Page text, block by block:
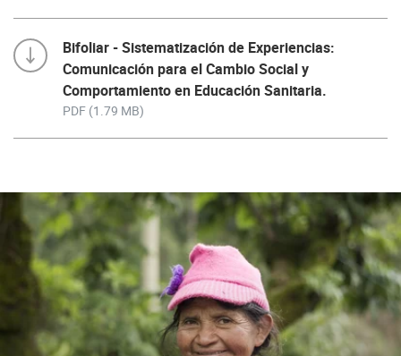
Bifoliar - Sistematización de Experiencias:
Comunicación para el Cambio Social y
Comportamiento en Educación Sanitaria.
PDF (1.79 MB)